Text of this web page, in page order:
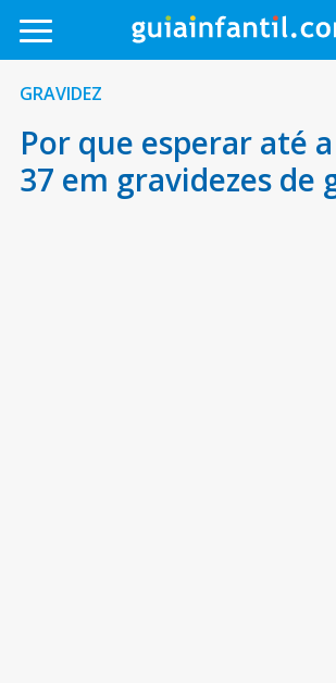
GRAVIDEZ
Por que esperar até
37 em gravidezes de